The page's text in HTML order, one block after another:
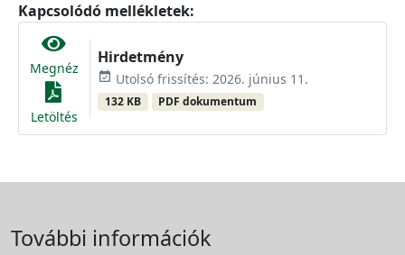
Kapcsolódó mellékletek:
Megnéz
Letöltés
Hirdetmény
event_available Utolsó frissítés: 2026. június 11.
132 KB PDF dokumentum
További információk